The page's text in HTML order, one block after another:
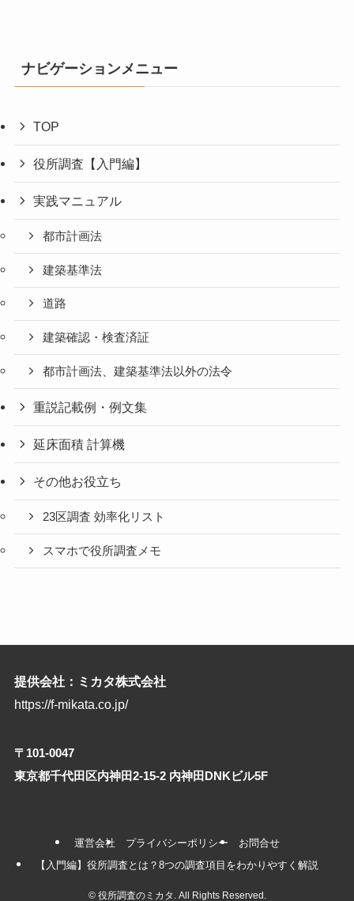
ナビゲーションメニュー
TOP
役所調査【入門編】
実践マニュアル
都市計画法
建築基準法
道路
建築確認・検査済証
都市計画法、建築基準法以外の法令
重説記載例・例文集
延床面積 計算機
その他お役立ち
23区調査 効率化リスト
スマホで役所調査メモ
提供会社：ミカタ株式会社
https://f-mikata.co.jp/
〒101-0047
東京都千代田区内神田2-15-2 内神田DNKビル5F
運営会社 プライバシーポリシー
お問合せ
【入門編】役所調査とは？8つの調査項目をわかりやすく解説
©役所調査のミカタ. All Rights Reserved.